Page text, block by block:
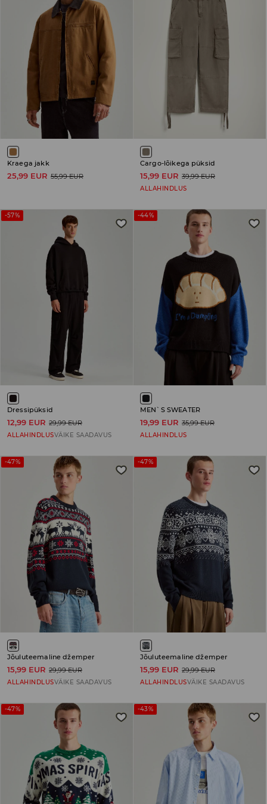
Kraega jakk
25,99 EUR 55,99 EUR
Cargo-lõikega püksid
15,99 EUR 39,99 EUR
ALLAHINDLUS
-57%
Dressipüksid
12,99 EUR 29,99 EUR
ALLAHINDLUSVÄIKE SAADAVUS
-44%
MEN`S SWEATER
19,99 EUR 35,99 EUR
ALLAHINDLUS
-47%
Jõuluteemaline džemper
15,99 EUR 29,99 EUR
ALLAHINDLUSVÄIKE SAADAVUS
-47%
Jõuluteemaline džemper
15,99 EUR 29,99 EUR
ALLAHINDLUSVÄIKE SAADAVUS
-47% -43%